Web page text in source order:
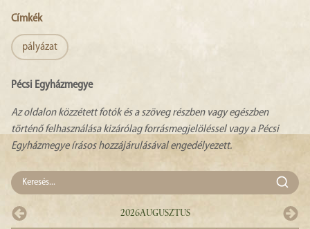
Címkék
pályázat
Pécsi Egyházmegye
Az oldalon közzétett fotók és a szöveg részben vagy egészben
történő felhasználása kizárólag forrásmegjelöléssel vagy a Pécsi
Egyházmegye írásos hozzájárulásával engedélyezett.
2026Augusztus